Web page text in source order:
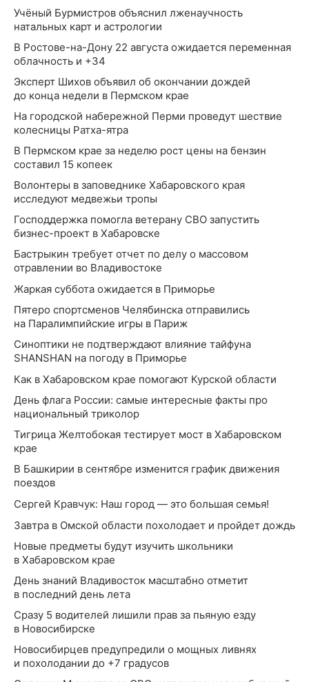
Учёный Бурмистров объяснил лженаучность
натальных карт и астрологии
В Ростове-на-Дону 22 августа ожидается переменная
облачность и +34
Эксперт Шихов объявил об окончании дождей
до конца недели в Пермском крае
На городской набережной Перми проведут шествие
колесницы Ратха-ятра
В Пермском крае за неделю рост цены на бензин
составил 15 копеек
Волонтеры в заповеднике Хабаровского края
исследуют медвежьи тропы
Господдержка помогла ветерану СВО запустить
бизнес-проект в Хабаровске
Бастрыкин требует отчет по делу о массовом
отравлении во Владивостоке
Жаркая суббота ожидается в Приморье
Пятеро спортсменов Челябинска отправились
на Паралимпийские игры в Париж
Синоптики не подтверждают влияние тайфуна
SHANSHAN на погоду в Приморье
Как в Хабаровском крае помогают Курской области
День флага России: самые интересные факты про
национальный триколор
Тигрица Желтобокая тестирует мост в Хабаровском
крае
В Башкирии в сентябре изменится график движения
поездов
Сергей Кравчук: Наш город — это большая семья!
Завтра в Омской области похолодает и пройдет дождь
Новые предметы будут изучить школьники
в Хабаровском крае
День знаний Владивосток масштабно отметит
в последний день лета
Сразу 5 водителей лишили прав за пьяную езду
в Новосибирске
Новосибирцев предупредили о мощных ливнях
и похолодании до +7 градусов